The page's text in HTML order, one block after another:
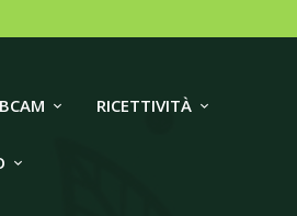
RICETTIVITÀ